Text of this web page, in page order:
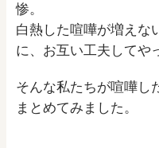
惨。
白熱した喧嘩が増えな
に、お互い工夫してや
そんな私たちが喧嘩し
まとめてみました。